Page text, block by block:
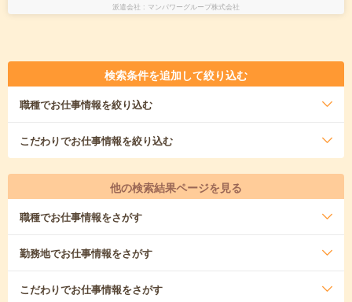
派遣会社 マンパワーグループ株式会社
検索条件を追加して絞り込む
職種でお仕事情報を絞り込む
こだわりでお仕事情報を絞り込む
他の検索結果ページを見る
職種でお仕事情報をさがす
勤務地でお仕事情報をさがす
こだわりでお仕事情報をさがす